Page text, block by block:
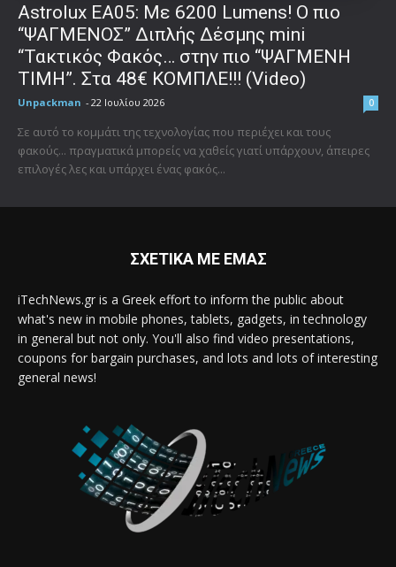
Astrolux ΕΑ05: Με 6200 Lumens! Ο πιο
“ΨΑΓΜΕΝΟΣ” Διπλής Δέσμης mini
“Τακτικός Φακός… στην πιο “ΨΑΓΜΕΝΗ
ΤΙΜΗ”. Στα 48€ ΚΟΜΠΛΕ!!! (Video)
Unpackman - 22 Ιουλίου 2026 0
Σε αυτό το κομμάτι της τεχνολογίας που περιέχει και τους
φακούς... πραγματικά μπορείς να χαθείς γιατί υπάρχουν, άπειρες
επιλογές λες και υπάρχει ένας φακός...
ΣΧΕΤΙΚΑ ΜΕ ΕΜΑΣ
iTechNews.gr is a Greek effort to inform the public about
what's new in mobile phones, tablets, gadgets, in technology
in general but not only. You'll also find video presentations,
coupons for bargain purchases, and lots and lots of interesting
general news!